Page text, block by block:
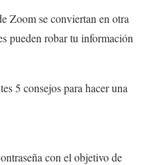
Zoom se conviertan en otra
pueden robar tu información
5 consejos para hacer una
con el objetivo de